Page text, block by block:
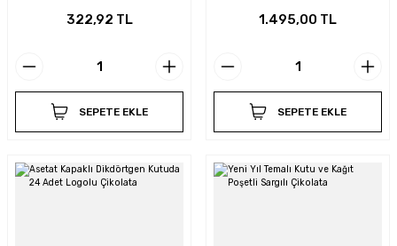
322,92 TL
SEPETE EKLE
1.495,00 TL
SEPETE EKLE